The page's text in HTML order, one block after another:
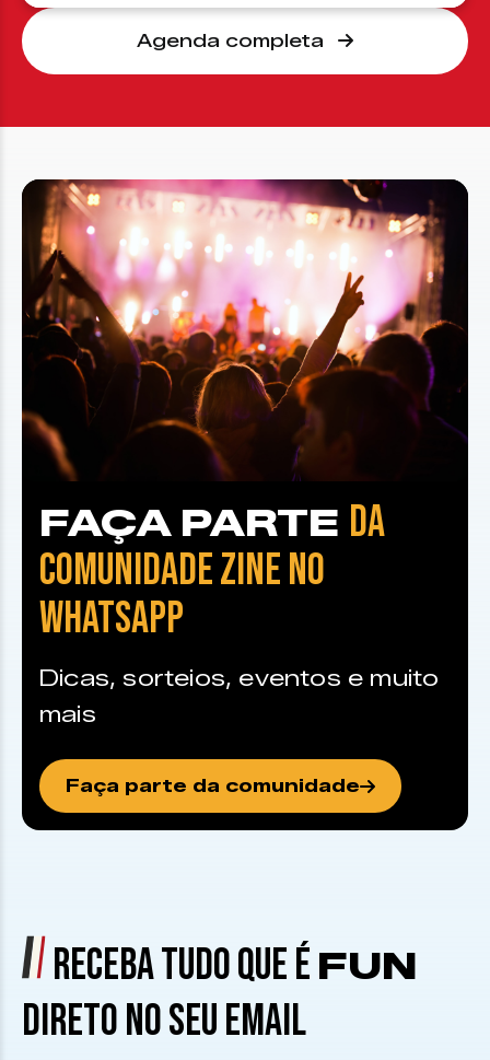
Agenda completa
FAÇA PARTE DA
COMUNIDADE ZINE NO
WHATSAPP
Dicas, sorteios, eventos e muito
mais
Faça parte da comunidade
RECEBA TUDO QUE É FUN
DIRETO NO SEU EMAIL